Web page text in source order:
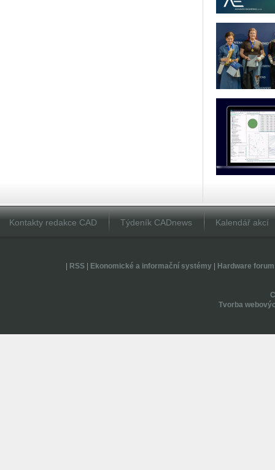
Kontakty redakce CAD Týdeník CADnews Kalendář akcí
RSS| Ekonomické a informační systémy| Hardware forum
Tvorba